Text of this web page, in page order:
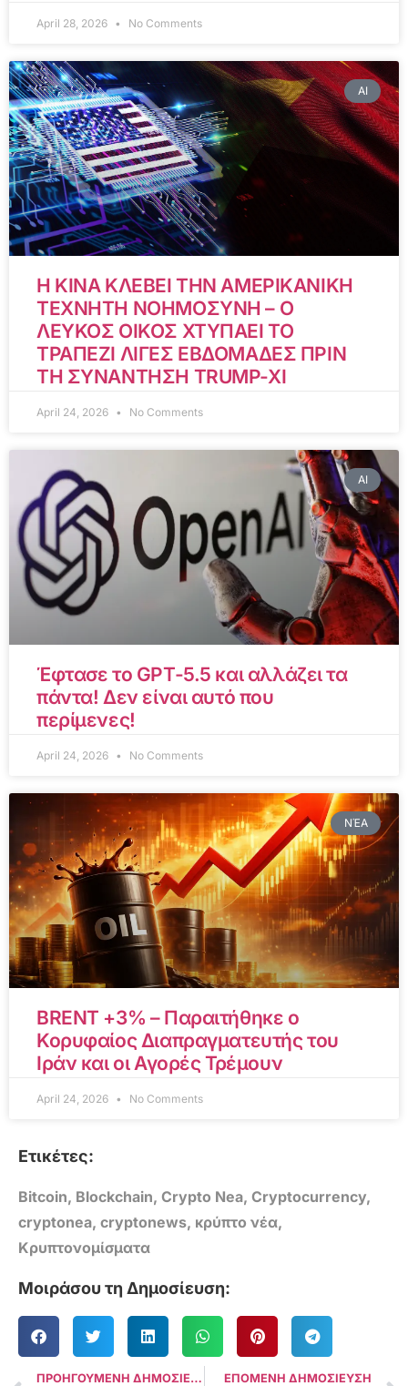
April 28, 2026 No Comments
AI
Η ΚΙΝΑ ΚΛΕΒΕΙ ΤΗΝ ΑΜΕΡΙΚΑΝΙΚΗ
ΤΕΧΝΗΤΗ ΝΟΗΜΟΣΥΝΗ – Ο
ΛΕΥΚΟΣ ΟΙΚΟΣ ΧΤΥΠΑΕΙ ΤΟ
ΤΡΑΠΕΖΙ ΛΙΓΕΣ ΕΒΔΟΜΑΔΕΣ ΠΡΙΝ
ΤΗ ΣΥΝΑΝΤΗΣΗ TRUMP-XI
April 24, 2026 No Comments
AI
Έφτασε το GPT-5.5 και αλλάζει τα
πάντα! Δεν είναι αυτό που
περίμενες!
April 24, 2026 No Comments
ΝΈΑ
BRENT +3% – Παραιτήθηκε ο
Κορυφαίος Διαπραγματευτής του
Ιράν και οι Αγορές Τρέμουν
April 24, 2026 No Comments
Ετικέτες:
Bitcoin, Blockchain, Crypto Nea, Cryptocurrency,
cryptonea, cryptonews, κρύπτο νέα,
Κρυπτονομίσματα
Μοιράσου τη Δημοσίευση:
ΠΡΟΗΓΟΥΜΕΝΗ ΔΗΜΟΣΙΕΥΣΗ ΕΠΟΜΕΝΗ ΔΗΜΟΣΙΕΥΣΗ